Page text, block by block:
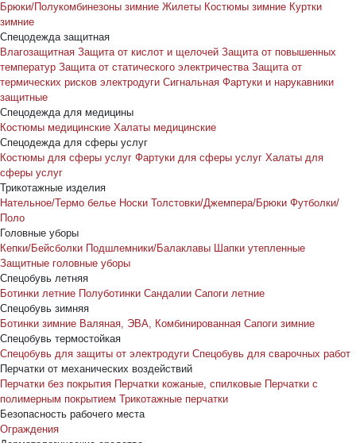
Брюки/Полукомбинезоны зимние Жилеты Костюмы зимние Куртки
зимние
Спецодежда защитная
Влагозащитная Защита от кислот и щелочей Защита от повышенных
температур Защита от статического электричества Защита от
термических рисков электродуги Сигнальная Фартуки и нарукавники
защитные
Спецодежда для медицины
Костюмы медицинские Халаты медицинские
Спецодежда для сферы услуг
Костюмы для сферы услуг Фартуки для сферы услуг Халаты для
сферы услуг
Трикотажные изделия
Нательное/Термо белье Носки Толстовки/Джемпера/Брюки Футболки/
Поло
Головные уборы
Кепки/Бейсболки Подшлемники/Балаклавы Шапки утепленные
Защитные головные уборы
Спецобувь летняя
Ботинки летние Полуботинки Сандалии Сапоги летние
Спецобувь зимняя
Ботинки зимние Валяная, ЭВА, Комбинированная Сапоги зимние
Спецобувь термостойкая
Спецобувь для защиты от электродуги Спецобувь для сварочных работ
Перчатки от механических воздействий
Перчатки без покрытия Перчатки кожаные, спилковые Перчатки с
полимерным покрытием Трикотажные перчатки
Безопасность рабочего места
Ограждения